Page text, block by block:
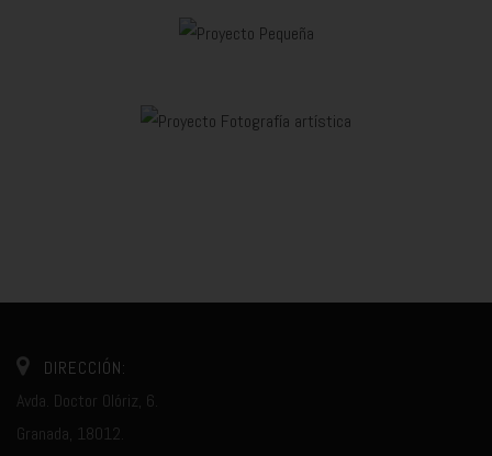
DIRECCIÓN:
Avda. Doctor Olóriz, 6.
Granada, 18012.